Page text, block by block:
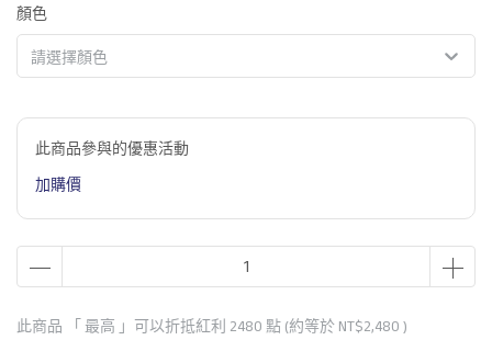
顏色
請選擇顏色
此商品參與的優惠活動
加購價
此商品 「 最高 」可以折抵紅利 2480 點 (約等於 NT$2,480 )